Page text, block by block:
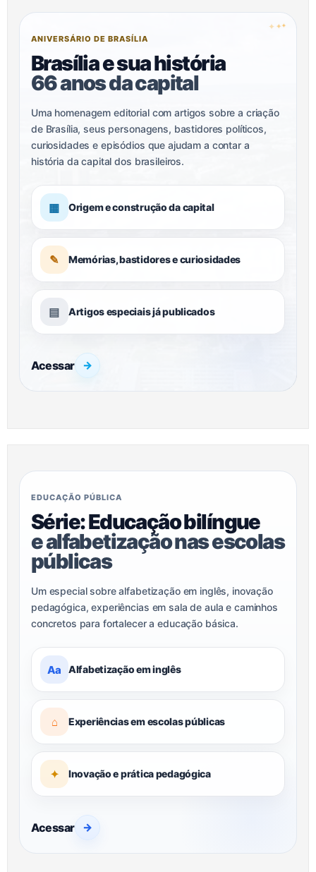
✦ ✦✦
ANIVERSÁRIO DE BRASÍLIA
Brasília e sua história
66 anos da capital
Uma homenagem editorial com artigos sobre a criação
de Brasília, seus personagens, bastidores políticos,
curiosidades e episódios que ajudam a contar a
história da capital dos brasileiros.
▦ Origem e construção da capital
✎ Memórias, bastidores e curiosidades
▤ Artigos especiais já publicados
Acessar →
EDUCAÇÃO PÚBLICA
Série: Educação bilíngue
e alfabetização nas escolas
públicas
Um especial sobre alfabetização em inglês, inovação
pedagógica, experiências em sala de aula e caminhos
concretos para fortalecer a educação básica.
Aa Alfabetização em inglês
⌂ Experiências em escolas públicas
✦ Inovação e prática pedagógica
Acessar →